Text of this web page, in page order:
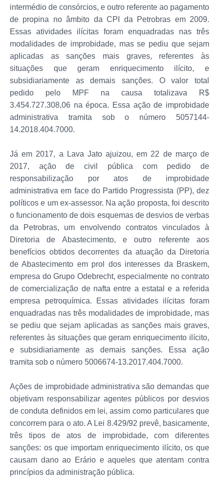
intermédio de consórcios, e outro referente ao pagamento
de propina no âmbito da CPI da Petrobras em 2009.
Essas atividades ilícitas foram enquadradas nas três
modalidades de improbidade, mas se pediu que sejam
aplicadas as sanções mais graves, referentes às
situações que geram enriquecimento ilícito, e
subsidiariamente as demais sanções. O valor total
pedido pelo MPF na causa totalizava R$
3.454.727.308,06 na época. Essa ação de improbidade
administrativa tramita sob o número 5057144-
14.2018.404.7000.
Já em 2017, a Lava Jato ajuizou, em 22 de março de
2017, ação de civil pública com pedido de
responsabilização por atos de improbidade
administrativa em face do Partido Progressista (PP), dez
políticos e um ex-assessor. Na ação proposta, foi descrito
o funcionamento de dois esquemas de desvios de verbas
da Petrobras, um envolvendo contratos vinculados à
Diretoria de Abastecimento, e outro referente aos
benefícios obtidos decorrentes da atuação da Diretoria
de Abastecimento em prol dos interesses da Braskem,
empresa do Grupo Odebrecht, especialmente no contrato
de comercialização de nafta entre a estatal e a referida
empresa petroquímica. Essas atividades ilícitas foram
enquadradas nas três modalidades de improbidade, mas
se pediu que sejam aplicadas as sanções mais graves,
referentes às situações que geram enriquecimento ilícito,
e subsidiariamente as demais sanções. Essa ação
tramita sob o número 5006674-13.2017.404.7000.
Ações de improbidade administrativa são demandas que
objetivam responsabilizar agentes públicos por desvios
de conduta definidos em lei, assim como particulares que
concorrem para o ato. A Lei 8.429/92 prevê, basicamente,
três tipos de atos de improbidade, com diferentes
sanções: os que importam enriquecimento ilícito, os que
causam dano ao Erário e aqueles que atentam contra
princípios da administração pública.